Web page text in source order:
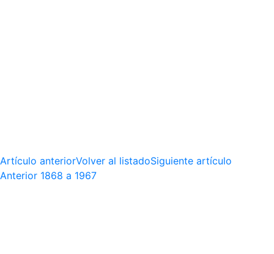
Artículo anteriorVolver al listadoSiguiente artículo
Anterior 1868 a 1967